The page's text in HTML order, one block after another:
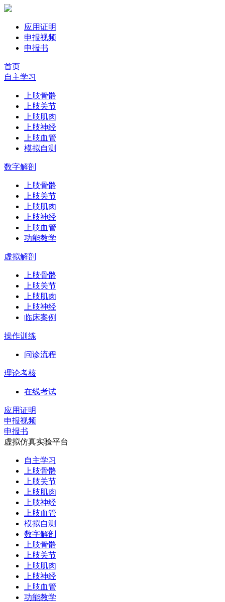
应用证明
申报视频
申报书
首页
自主学习
上肢骨骼
上肢关节
上肢肌肉
上肢神经
上肢血管
模拟自测
数字解剖
上肢骨骼
上肢关节
上肢肌肉
上肢神经
上肢血管
功能教学
虚拟解剖
上肢骨骼
上肢关节
上肢肌肉
上肢神经
临床案例
操作训练
问诊流程
理论考核
在线考试
应用证明
申报视频
申报书
虚拟仿真实验平台
自主学习
上肢骨骼
上肢关节
上肢肌肉
上肢神经
上肢血管
模拟自测
数字解剖
上肢骨骼
上肢关节
上肢肌肉
上肢神经
上肢血管
功能教学